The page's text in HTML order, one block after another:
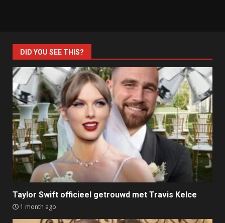
DID YOU SEE THIS?
Taylor Swift officieel getrouwd met Travis Kelce
1 month ago